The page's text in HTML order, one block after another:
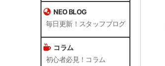
NEO BLOG
毎日更新！スタッフブログ
コラム
初心者必見！コラム